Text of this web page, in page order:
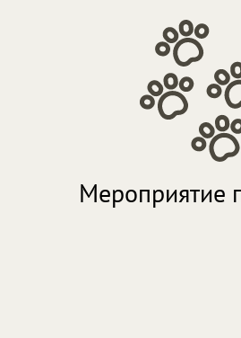
Мероприятие